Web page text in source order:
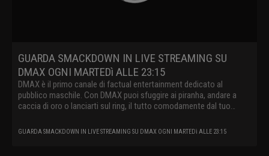
GUARDA SMACKDOWN IN LIVE STREAMING SU
DMAX OGNI MARTEDì ALLE 23:15
DMAX è il primo canale di factual entertainment dedicato al
pubblico maschile. Con DMAX puoi sfuggire ai piranha, andare a
caccia di oro o lanciarti sul ring, il tutto comodamente dal tuo
GUARDA SMACKDOWN IN LIVE STREAMING SU DMAX OGNI MARTEDì ALLE 23:15